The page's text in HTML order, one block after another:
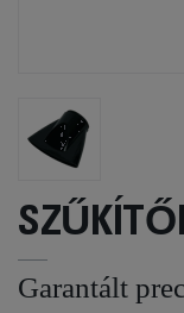
Garantált